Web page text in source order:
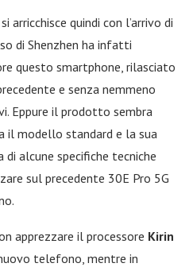
arricchisce quindi con l’arrivo di
di Shenzhen ha infatti
questo smartphone, rilasciato
e senza nemmeno
Eppure il prodotto sembra
il modello standard e la sua
di alcune specifiche tecniche
sul precedente 30E Pro 5G
apprezzare il processore Kirin
telefono, mentre in